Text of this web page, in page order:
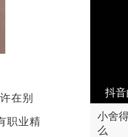
在别
职业精
抖
小舍
么